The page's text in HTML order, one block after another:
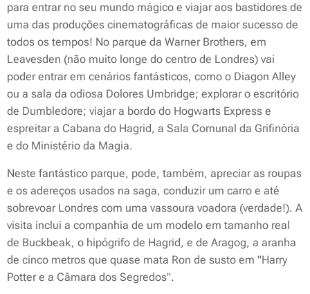
para entrar no seu mundo mágico e viajar aos bastidores de
uma das produções cinematográficas de maior sucesso de
todos os tempos! No parque da Warner Brothers, em
Leavesden (não muito longe do centro de Londres) vai
poder entrar em cenários fantásticos, como o Diagon Alley
ou a sala da odiosa Dolores Umbridge; explorar o escritório
de Dumbledore; viajar a bordo do Hogwarts Express e
espreitar a Cabana do Hagrid, a Sala Comunal da Grifinória
e do Ministério da Magia.
Neste fantástico parque, pode, também, apreciar as roupas
e os adereços usados na saga, conduzir um carro e até
sobrevoar Londres com uma vassoura voadora (verdade!). A
visita inclui a companhia de um modelo em tamanho real
de Buckbeak, o hipógrifo de Hagrid, e de Aragog, a aranha
de cinco metros que quase mata Ron de susto em "Harry
Potter e a Câmara dos Segredos".